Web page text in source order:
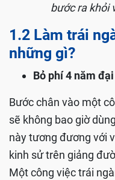
bước ra khỏi
1.2 Làm trái
những gì?
Bỏ phí 4 năm
Bước chân vào một
sẽ không bao giờ
này tương đương với
kinh sử trên giảng
Một công việc trái